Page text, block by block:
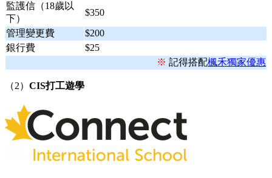
監護信（18歲以
下）
$350
管理變更費
$200
銀行費
$25
※ 記得搭配楓禾獨家優惠
（2） CIS打工遊學